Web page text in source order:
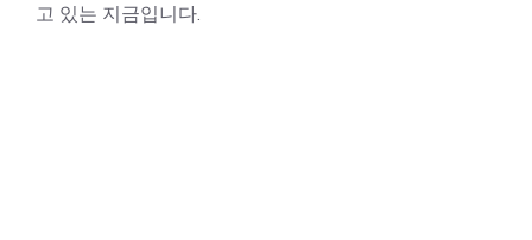
고 있는 지금입니다.